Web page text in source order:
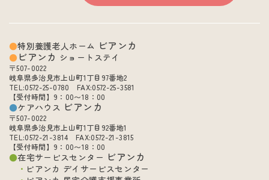
特別養護老人ホーム ビアンカ
ビアンカ ショートステイ
〒507-0022
岐阜県多治見市上山町1丁目97番地2
TEL:0572-25-0780 FAX:0572-25-3581
【受付時間】9：00〜18：00
ケアハウス ビアンカ
〒507-0022
岐阜県多治見市上山町1丁目92番地1
TEL:0572-21-3814 FAX:0572-21-3815
【受付時間】9：00〜18：00
在宅サービスセンター ビアンカ
ビアンカ デイサービスセンター